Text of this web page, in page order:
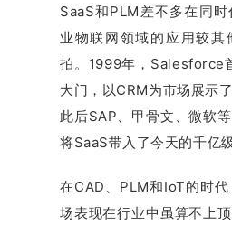
SaaS和PLM差不多在同
业物联网领域的应用较其
拍。1999年，Salesforce
大门，以CRM为市场展示
此后SAP、甲骨文、微软
将SaaS带入了今天的千亿级
在CAD、PLM和IoT的时
场表现在行业中虽算不上